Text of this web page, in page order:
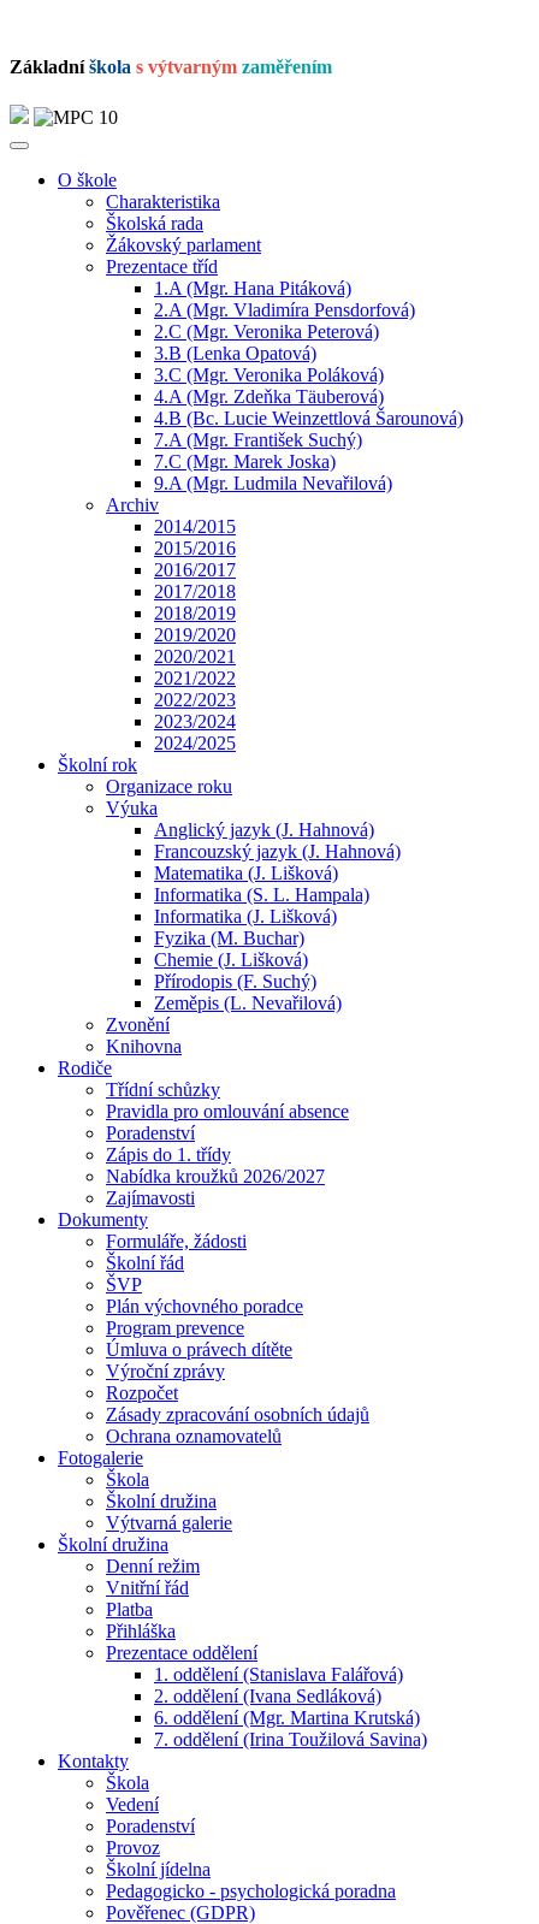
Základníškola s výtvarným zaměřením
O škole
Charakteristika
Školská rada
Žákovský parlament
Prezentace tříd
1.A (Mgr. Hana Pitáková)
2.A (Mgr. Vladimíra Pensdorfová)
2.C (Mgr. Veronika Peterová)
3.B (Lenka Opatová)
3.C (Mgr. Veronika Poláková)
4.A (Mgr. Zdeňka Täuberová)
4.B (Bc. Lucie Weinzettlová Šarounová)
7.A (Mgr. František Suchý)
7.C (Mgr. Marek Joska)
9.A (Mgr. Ludmila Nevařilová)
Archiv
2014/2015
2015/2016
2016/2017
2017/2018
2018/2019
2019/2020
2020/2021
2021/2022
2022/2023
2023/2024
2024/2025
Školní rok
Organizace roku
Výuka
Anglický jazyk (J. Hahnová)
Francouzský jazyk (J. Hahnová)
Matematika (J. Lišková)
Informatika (S. L. Hampala)
Informatika (J. Lišková)
Fyzika (M. Buchar)
Chemie (J. Lišková)
Přírodopis (F. Suchý)
Zeměpis (L. Nevařilová)
Zvonění
Knihovna
Rodiče
Třídní schůzky
Pravidla pro omlouvání absence
Poradenství
Zápis do 1. třídy
Nabídka kroužků 2026/2027
Zajímavosti
Dokumenty
Formuláře, žádosti
Školní řád
ŠVP
Plán výchovného poradce
Program prevence
Úmluva o právech dítěte
Výroční zprávy
Rozpočet
Zásady zpracování osobních údajů
Ochrana oznamovatelů
Fotogalerie
Škola
Školní družina
Výtvarná galerie
Školní družina
Denní režim
Vnitřní řád
Platba
Přihláška
Prezentace oddělení
1. oddělení (Stanislava Falářová)
2. oddělení (Ivana Sedláková)
6. oddělení (Mgr. Martina Krutská)
7. oddělení (Irina Toužilová Savina)
Kontakty
Škola
Vedení
Poradenství
Provoz
Školní jídelna
Pedagogicko - psychologická poradna
Pověřenec (GDPR)